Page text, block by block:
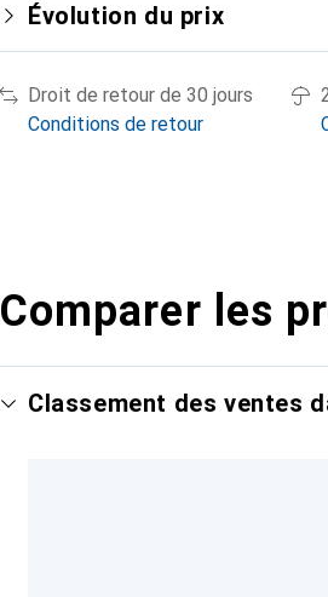
Évolution du prix
Droit de retour de 30 jours
Conditions de retour
Comparer les
Classement des ventes